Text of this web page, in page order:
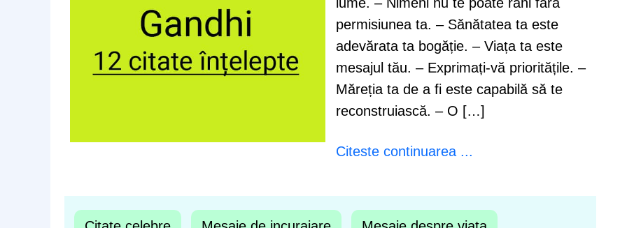
permisiunea ta. – Sănătatea ta este
adevărata ta bogăție. – Viața ta este
mesajul tău. – Exprimați-vă prioritățile. –
Măreția ta de a fi este capabilă să te
reconstruiască. – O […]
Citeste continuarea ...